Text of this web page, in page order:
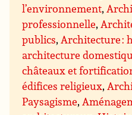
l’environnement,
professionnelle,
publics,Architecture :
architecture
châteaux et
édifices religieux,
Paysagisme,